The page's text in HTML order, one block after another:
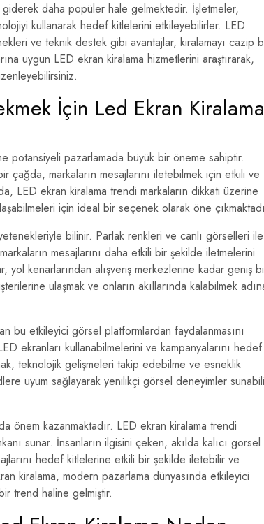
daha popüler hale gelmektedir. İşletmeler,
kullanarak hedef kitlelerini etkileyebilirler. LED
ve teknik destek gibi avantajlar, kiralamayı cazip
uygun LED ekran kiralama hizmetlerini araştırarak,
İçin Led Ekran Kiralama
potansiyeli pazarlamada büyük bir öneme sahiptir.
çağda, markaların mesajlarını iletebilmek için etkili ve
LED ekran kiralama trendi markaların dikkati üzerine
için ideal bir seçenek olarak öne
bilinir. Parlak renkleri ve canlı görselleri ile
mesajlarını daha etkili bir şekilde iletmelerini
yol kenarlarından alışveriş merkezlerine kadar geniş
ulaşmak ve onların akıllarında kalabilmek
bu etkileyici görsel platformlardan faydalanmasını
ekranları kullanabilmelerini ve kampanyalarını hedef
teknolojik gelişmeleri takip edebilme ve esneklik
uyum sağlayarak yenilikçi görsel deneyimler
önem kazanmaktadır. LED ekran kiralama trendi
sunar. İnsanların ilgisini çeken, akılda kalıcı görsel
hedef kitlelerine etkili bir şekilde iletebilir ve
kiralama, modern pazarlama dünyasında etkileyici
trend haline gelmiştir.